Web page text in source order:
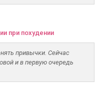
при похудении
привычки. Сейчас
и в первую очередь